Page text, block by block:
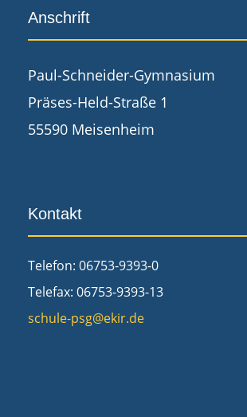
Anschrift
Paul-Schneider-Gymnasium
Präses-Held-Straße 1
55590 Meisenheim
Kontakt
Telefon: 06753-9393-0
Telefax: 06753-9393-13
schule-psg@ekir.de